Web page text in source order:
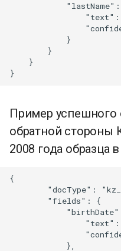
            }
        }
    }
Пример успешного
обратной стороны
2008 года образца
{
"docType":
        "fields": {
            },